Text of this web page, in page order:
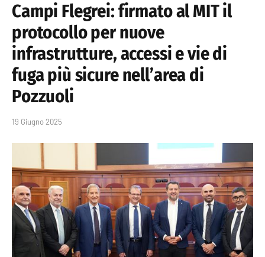
Campi Flegrei: firmato al MIT il
protocollo per nuove
infrastrutture, accessi e vie di
fuga più sicure nell’area di
Pozzuoli
19 Giugno 2025